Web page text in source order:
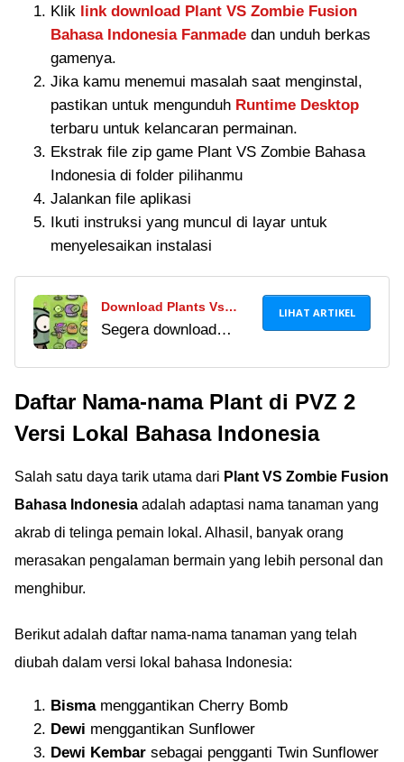
Klik link download Plant VS Zombie Fusion
Bahasa Indonesia Fanmade dan unduh berkas
gamenya.
Jika kamu menemui masalah saat menginstal,
pastikan untuk mengunduh Runtime Desktop
terbaru untuk kelancaran permainan.
Ekstrak file zip game Plant VS Zombie Bahasa
Indonesia di folder pilihanmu
Jalankan file aplikasi
Ikuti instruksi yang muncul di layar untuk
menyelesaikan instalasi
Download Plants Vs
Zombies Kindergarten
Segera download
lucu dan seru dari
game klasik ini!
Nikmati grafis imut dan
gameplay menarik!
LIHAT ARTIKEL
Daftar Nama-nama Plant di PVZ 2
Versi Lokal Bahasa Indonesia
Salah satu daya tarik utama dari Plant VS Zombie Fusion
Bahasa Indonesia adalah adaptasi nama tanaman yang
akrab di telinga pemain lokal. Alhasil, banyak orang
merasakan pengalaman bermain yang lebih personal dan
menghibur.
Berikut adalah daftar nama-nama tanaman yang telah
diubah dalam versi lokal bahasa Indonesia:
Bismamenggantikan Cherry Bomb
Dewi menggantikan Sunflower
Dewi Kembar sebagai pengganti Twin Sunflower